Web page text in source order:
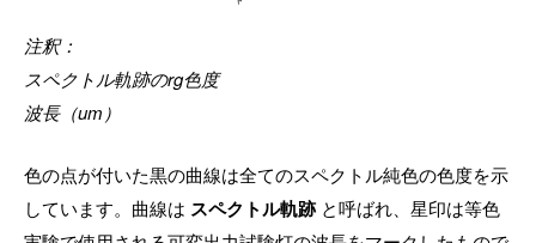
注釈：
スペクトル軌跡のrg色度
波長（um）
色の点が付いた黒の曲線は全てのスペクトル純色の色度を示
しています。曲線は スペクトル軌跡 と呼ばれ、星印は等色